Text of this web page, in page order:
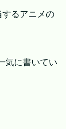
るアニメの
気に書いてい